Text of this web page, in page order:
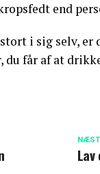
end
i sig selv, er
får af at